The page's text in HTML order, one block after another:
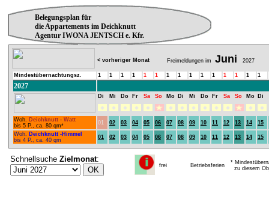
Belegungsplan für
die Appartements im Deichknutt
Agentur IWONA JENTSCH e. Kfr.
< vorheriger Monat Freimeldungen im Juni 2027
Mindestübernachtungsz. 1 1 1 1 1 1 1 1 1 1 1 1 1 1 1
2027
Di Mi Do Fr Sa So Mo Di Mi Do Fr Sa So Mo Di
Woh. Deichknutt - Watt
bis 5 P., ca. 80 qm*
01 02 03 04 05 06 07 08 09 10 11 12 13 14
15
Woh. Deichknutt -Himmel
bis 4 P., ca. 40 qm
01 02 03 04 05 06 07 08 09 10 11 12 13 14 15
Schnellsuche Zielmonat:
frei Betriebsferien
*
zu diesem